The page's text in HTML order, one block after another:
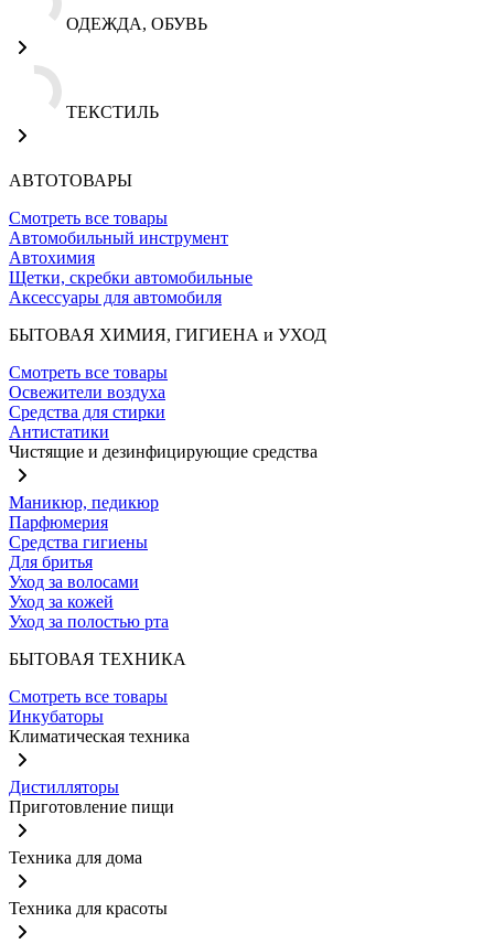
ОДЕЖДА, ОБУВЬ
ТЕКСТИЛЬ
АВТОТОВАРЫ
Смотреть все товары
Автомобильный инструмент
Автохимия
Щетки, скребки автомобильные
Аксессуары для автомобиля
БЫТОВАЯ ХИМИЯ, ГИГИЕНА и УХОД
Смотреть все товары
Освежители воздуха
Средства для стирки
Антистатики
Чистящие и дезинфицирующие средства
Маникюр, педикюр
Парфюмерия
Средства гигиены
Для бритья
Уход за волосами
Уход за кожей
Уход за полостью рта
БЫТОВАЯ ТЕХНИКА
Смотреть все товары
Инкубаторы
Климатическая техника
Дистилляторы
Приготовление пищи
Техника для дома
Техника для красоты